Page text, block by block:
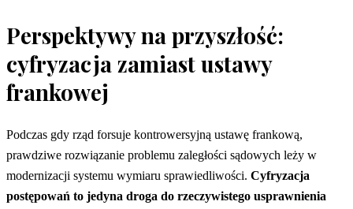
Perspektywy na przyszłość:
cyfryzacja zamiast ustawy
frankowej
Podczas gdy rząd forsuje kontrowersyjną ustawę frankową,
prawdziwe rozwiązanie problemu zaległości sądowych leży w
modernizacji systemu wymiaru sprawiedliwości. Cyfryzacja
postępowań to jedyna droga do rzeczywistego usprawnienia